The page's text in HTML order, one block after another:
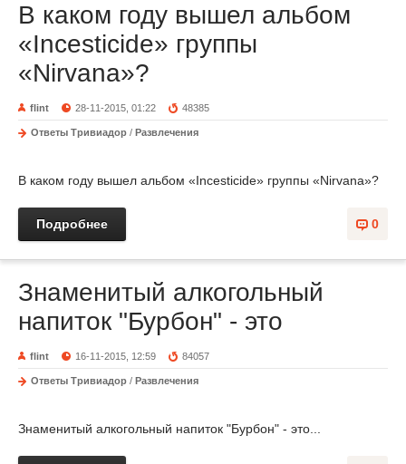
В каком году вышел альбом
«Incesticide» группы
«Nirvana»?
flint 28-11-2015, 01:22 48385
Ответы Тривиадор / Развлечения
В каком году вышел альбом «Incesticide» группы «Nirvana»?
0
Подробнее
Знаменитый алкогольный
напиток "Бурбон" - это
flint 16-11-2015, 12:59 84057
Ответы Тривиадор / Развлечения
Знаменитый алкогольный напиток "Бурбон" - это...